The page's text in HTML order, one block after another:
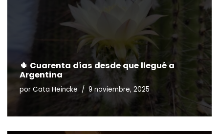
🌵 Cuarenta días desde que llegué a
Argentina
por Cata Heincke 9 noviembre, 2025